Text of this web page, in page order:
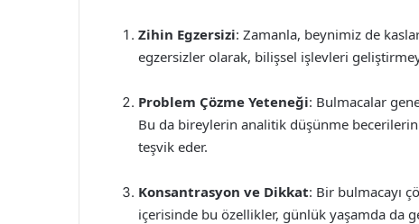
Zihin Egzersizi: Zamanla, beynimiz de
egzersizler olarak, bilişsel işlevleri
Problem Çözme Yeteneği: Bulmacalar
Bu da bireylerin analitik düşünme
teşvik eder.
Konsantrasyon ve Dikkat: Bir bulmacayı
içerisinde bu özellikler, günlük yaşamda da